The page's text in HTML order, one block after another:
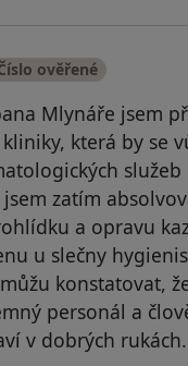
ověřené
Mlynáře jsem
která by se
zatím
a opravu
u slečny
konstatovat,
personál a
v dobrých rukách.